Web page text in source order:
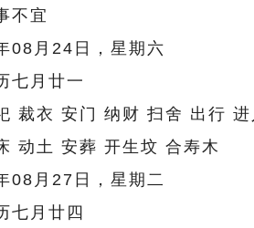
不宜
08月24日，星期六
七月廿一
裁衣 安门 纳财 扫舍 出行
动土 安葬 开生坟 合寿木
08月27日，星期二
七月廿四